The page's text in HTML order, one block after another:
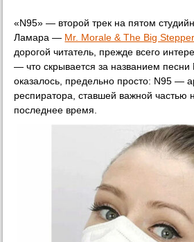
«N95» — второй трек на пятом
Ламара — Mr. Morale & The Big
дорогой читатель, прежде всего
— что скрывается за названием песни
оказалось, предельно просто: N95 —
респиратора, ставшей важной частью
последнее время.